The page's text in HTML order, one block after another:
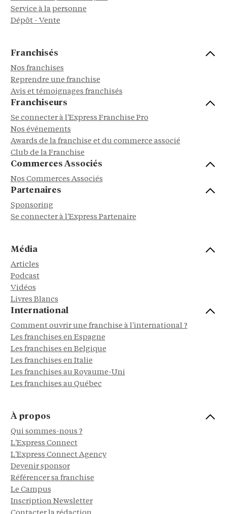
Service à la personne
Dépôt - Vente
Franchisés
Nos franchises
Reprendre une franchise
Avis et témoignages franchisés
Franchiseurs
Se connecter à l'Express Franchise Pro
Nos événements
Awards de la franchise et du commerce associé
Club de la Franchise
Commerces Associés
Nos Commerces Associés
Partenaires
Sponsoring
Se connecter à l'Express Partenaire
Média
Articles
Podcast
Vidéos
Livres Blancs
International
Comment ouvrir une franchise à l'international ?
Les franchises en Espagne
Les franchises en Belgique
Les franchises en Italie
Les franchises au Royaume-Uni
Les franchises au Québec
À propos
Qui sommes-nous ?
L'Express Connect
L'Express Connect Agency
Devenir sponsor
Référencer sa franchise
Le Campus
Inscription Newsletter